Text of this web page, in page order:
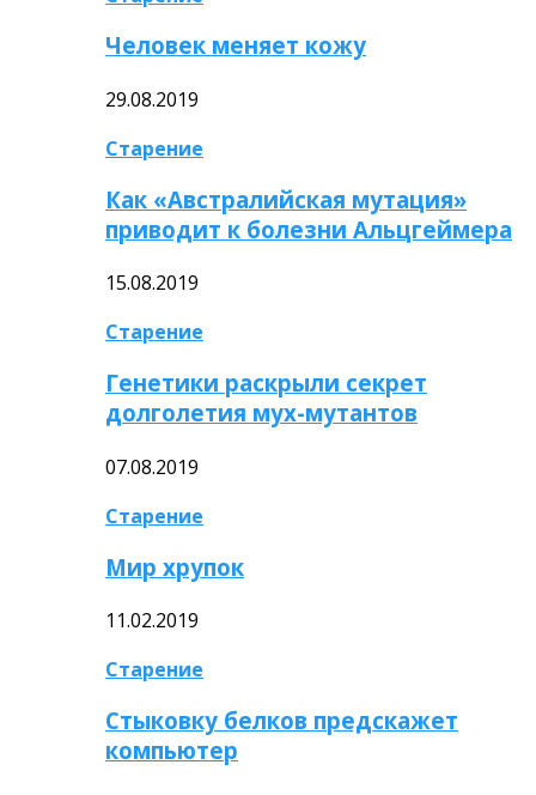
Человек меняет кожу
29.08.2019
Старение
Как «Австралийская мутация»
приводит к болезни Альцгеймера
15.08.2019
Старение
Генетики раскрыли секрет
долголетия мух-мутантов
07.08.2019
Старение
Мир хрупок
11.02.2019
Старение
Стыковку белков предскажет
компьютер